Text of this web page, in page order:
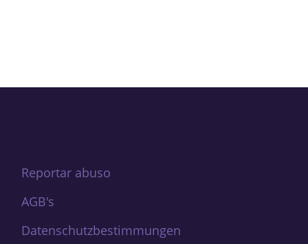
Reportar abuso
AGB's
Datenschutzbestimmungen